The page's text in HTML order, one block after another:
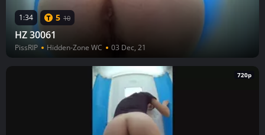
1:34 5 10
HZ 30061
PissRIP Hidden-Zone WC 03 Dec, 21
720p